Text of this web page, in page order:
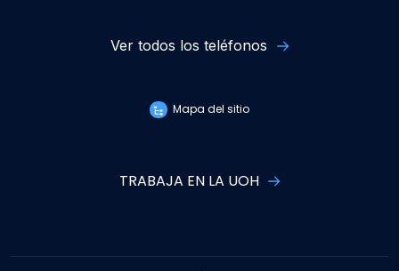
Ver todos los teléfonos
Mapa del sitio
TRABAJA EN LA UOH